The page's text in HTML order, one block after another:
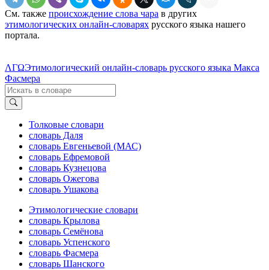
См. также происхождение слова чара в других
этимологических онлайн-словарях русского языка нашего
портала.
ΛΓΩЭтимологический онлайн-словарь русского языка Макса
Фасмера
Толковые словари
словарь Даля
словарь Евгеньевой (МАС)
словарь Ефремовой
словарь Кузнецова
словарь Ожегова
словарь Ушакова
Этимологические словари
словарь Крылова
словарь Семёнова
словарь Успенского
словарь Фасмера
словарь Шанского